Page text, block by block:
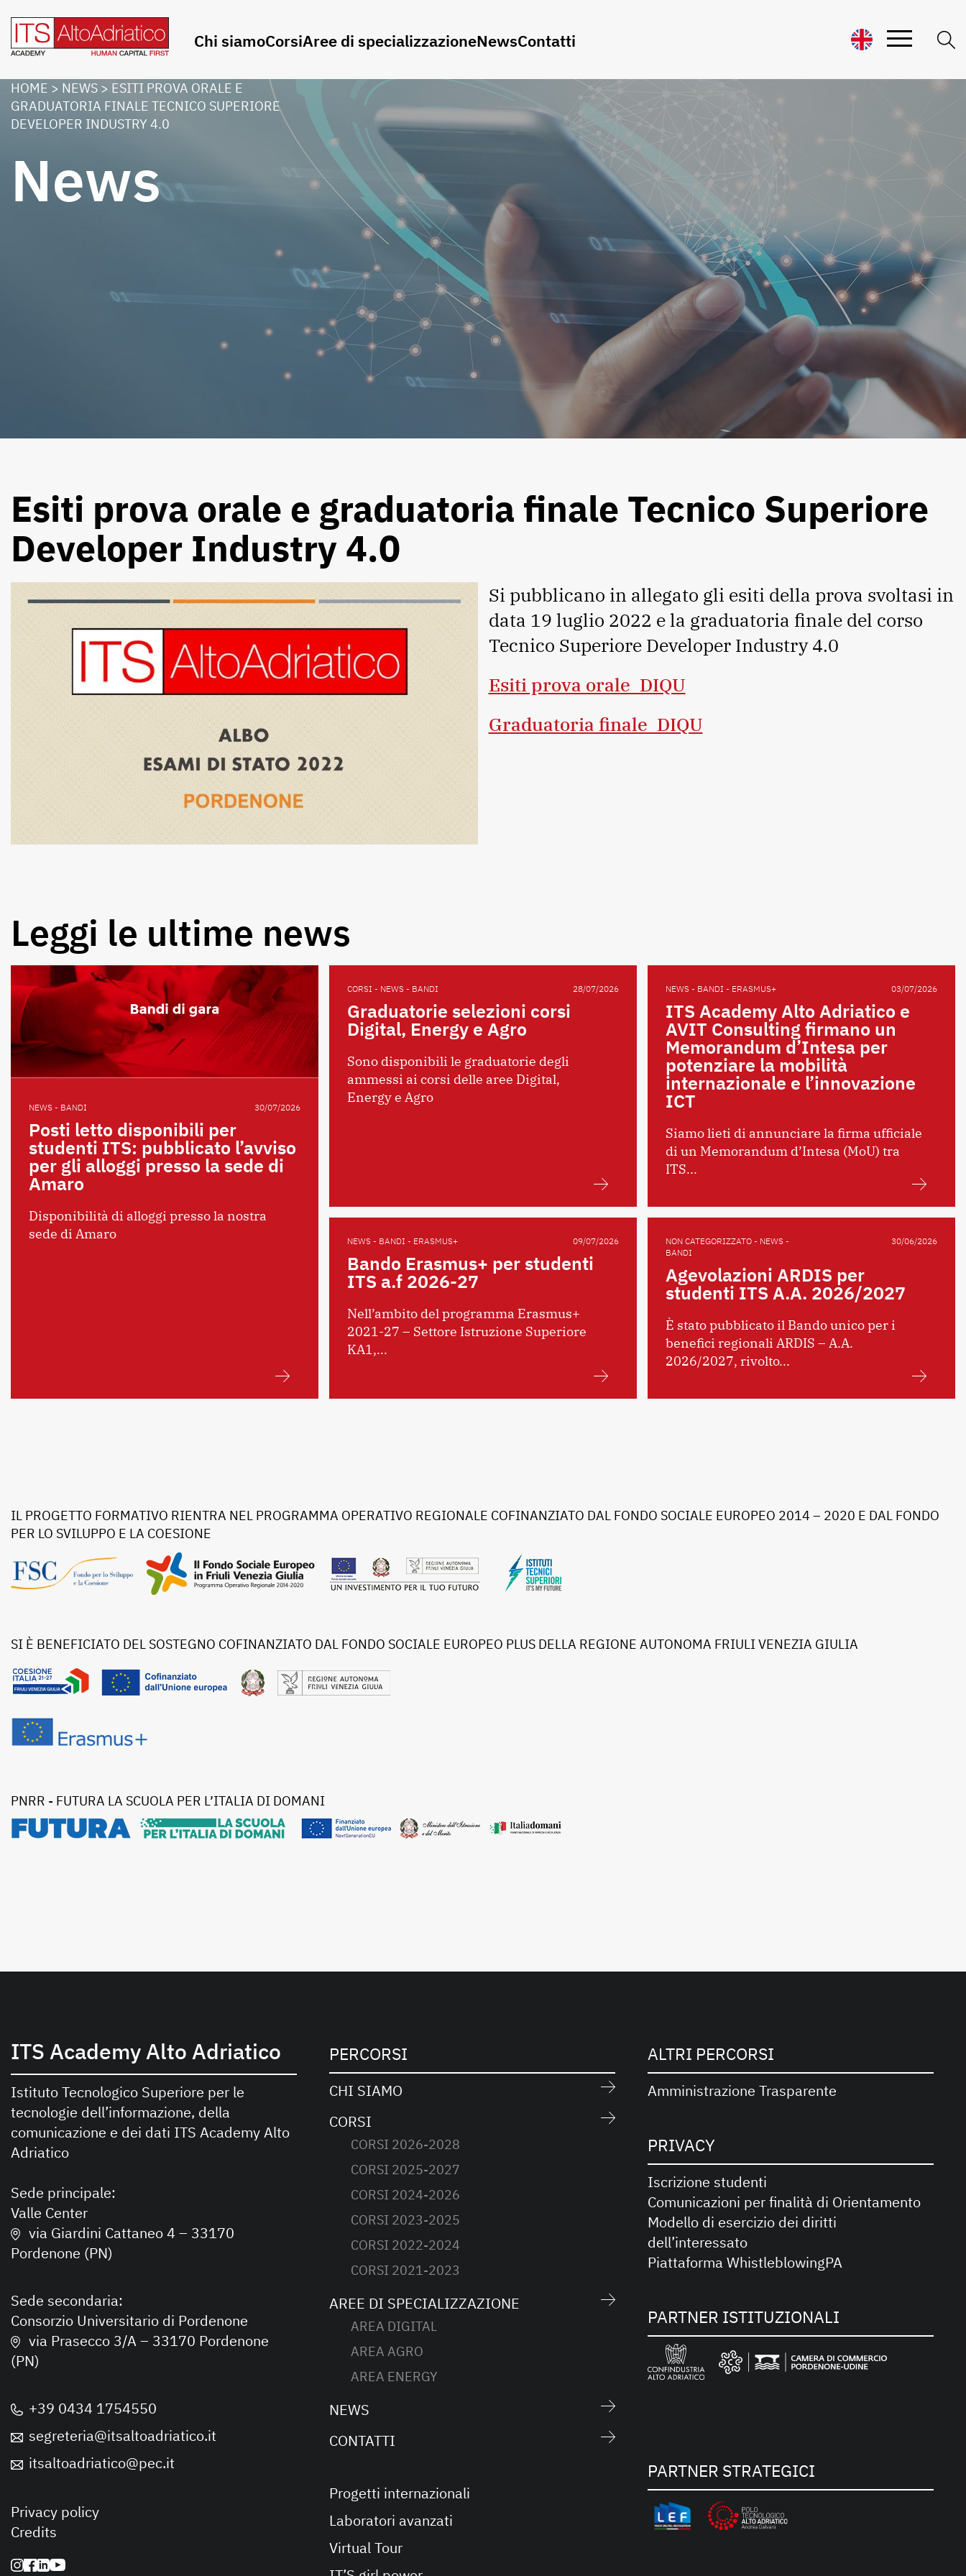
Chi siamoCorsiAree di specializzazioneNewsContatti
HOME > NEWS > ESITI PROVA ORALE E
GRADUATORIA FINALE TECNICO SUPERIORE
DEVELOPER INDUSTRY 4.0
News
Esiti prova orale e graduatoria finale Tecnico Superiore
Developer Industry 4.0
Si pubblicano in allegato gli esiti della prova svoltasi in
data 19 luglio 2022 e la graduatoria finale del corso
Tecnico Superiore Developer Industry 4.0
Esiti prova orale_DIQU
Graduatoria finale_DIQU
Leggi le ultime news
NEWS - BANDI 30/07/2026
Posti letto disponibili per
studenti ITS: pubblicato l’avviso
per gli alloggi presso la sede di
Amaro
Disponibilità di alloggi presso la nostra
sede di Amaro
CORSI - NEWS - BANDI 28/07/2026
Graduatorie selezioni corsi
Digital, Energy e Agro
Sono disponibili le graduatorie degli
ammessi ai corsi delle aree Digital,
Energy e Agro
NEWS - BANDI - ERASMUS+ 09/07/2026
Bando Erasmus+ per studenti
ITS a.f 2026-27
Nell’ambito del programma Erasmus+
2021-27 – Settore Istruzione Superiore
KA1,...
NEWS - BANDI - ERASMUS+ 03/07/2026
ITS Academy Alto Adriatico e
AVIT Consulting firmano un
Memorandum d’Intesa per
potenziare la mobilità
internazionale e l’innovazione
ICT
Siamo lieti di annunciare la firma ufficiale
di un Memorandum d’Intesa (MoU) tra
ITS...
NON CATEGORIZZATO - NEWS -
BANDI
30/06/2026
Agevolazioni ARDIS per
studenti ITS A.A. 2026/2027
È stato pubblicato il Bando unico per i
benefici regionali ARDIS – A.A.
2026/2027, rivolto...
IL PROGETTO FORMATIVO RIENTRA NEL PROGRAMMA OPERATIVO REGIONALE COFINANZIATO DAL FONDO SOCIALE EUROPEO 2014 – 2020 E DAL FONDO
PER LO SVILUPPO E LA COESIONE
SI È BENEFICIATO DEL SOSTEGNO COFINANZIATO DAL FONDO SOCIALE EUROPEO PLUS DELLA REGIONE AUTONOMA FRIULI VENEZIA GIULIA
PNRR - FUTURA LA SCUOLA PER L’ITALIA DI DOMANI
ITS Academy Alto Adriatico
Istituto Tecnologico Superiore per le
tecnologie dell’informazione, della
comunicazione e dei dati ITS Academy Alto
Adriatico
Sede principale:
Valle Center
via Giardini Cattaneo 4 – 33170
Pordenone (PN)
Sede secondaria:
Consorzio Universitario di Pordenone
via Prasecco 3/A – 33170 Pordenone
(PN)
+39 0434 1754550
segreteria@itsaltoadriatico.it
itsaltoadriatico@pec.it
Privacy policy
Credits
PERCORSI
CHI SIAMO
CORSI
CORSI 2026-2028
CORSI 2025-2027
CORSI 2024-2026
CORSI 2023-2025
CORSI 2022-2024
CORSI 2021-2023
AREE DI SPECIALIZZAZIONE
AREA DIGITAL
AREA AGRO
AREA ENERGY
NEWS
CONTATTI
Progetti internazionali
Laboratori avanzati
Virtual Tour
ALTRI PERCORSI
Amministrazione Trasparente
PRIVACY
Iscrizione studenti
Comunicazioni per finalità di Orientamento
Modello di esercizio dei diritti
dell’interessato
Piattaforma WhistleblowingPA
PARTNER ISTITUZIONALI
PARTNER STRATEGICI